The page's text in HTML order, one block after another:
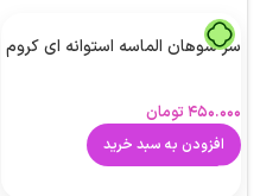
سر سوهان الماسه استوانه ای کروم
۴۵۰.۰۰۰ تومان
افزودن به سبد خرید